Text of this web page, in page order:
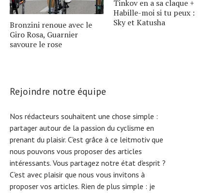
Bronzini renoue avec le
Giro Rosa, Guarnier
savoure le rose
Tinkov en a sa claque +
Habille-moi si tu peux :
Sky et Katusha
Rejoindre notre équipe
Nos rédacteurs souhaitent une chose simple :
partager autour de la passion du cyclisme en
prenant du plaisir. C'est grâce à ce leitmotiv que
nous pouvons vous proposer des articles
intéressants. Vous partagez notre état d'esprit ?
C'est avec plaisir que nous vous invitons à
proposer vos articles. Rien de plus simple : je